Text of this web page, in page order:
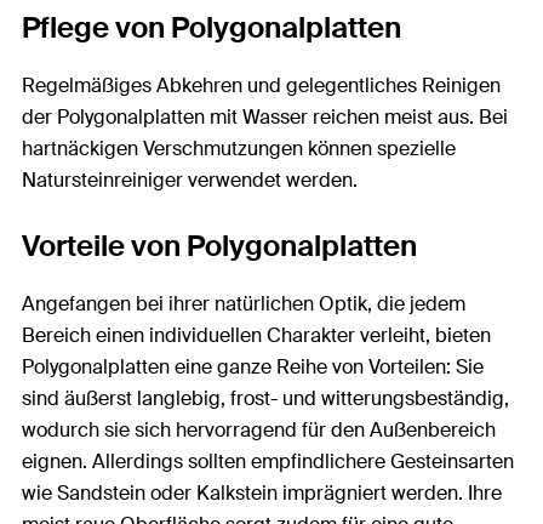
Pflege von Polygonalplatten
Regelmäßiges Abkehren und gelegentliches Reinigen
der Polygonalplatten mit Wasser reichen meist aus. Bei
hartnäckigen Verschmutzungen können spezielle
Natursteinreiniger verwendet werden.
Vorteile von Polygonalplatten
Angefangen bei ihrer natürlichen Optik, die jedem
Bereich einen individuellen Charakter verleiht, bieten
Polygonalplatten eine ganze Reihe von Vorteilen: Sie
sind äußerst langlebig, frost- und witterungsbeständig,
wodurch sie sich hervorragend für den Außenbereich
eignen. Allerdings sollten empfindlichere Gesteinsarten
wie Sandstein oder Kalkstein imprägniert werden. Ihre